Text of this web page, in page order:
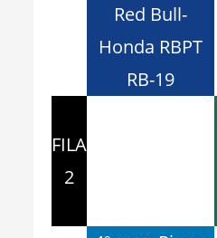
Red Bull-
Honda RBPT
RB-19
FILA
2